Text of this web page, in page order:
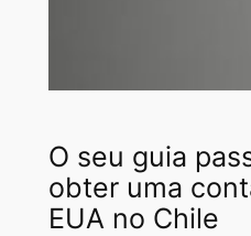
O seu guia
obter uma
EUA no Chile